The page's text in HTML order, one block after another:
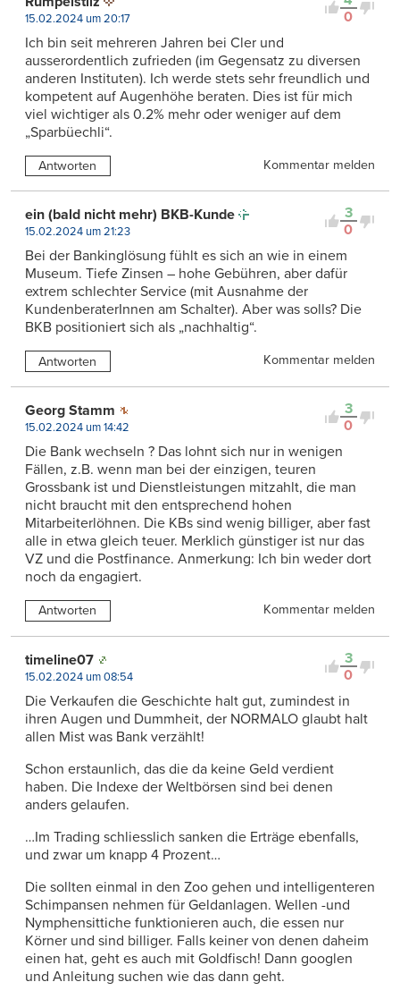
0
15.02.2024 um 20:17
Ich bin seit mehreren Jahren bei Cler und
ausserordentlich zufrieden (im Gegensatz zu diversen
anderen Instituten). Ich werde stets sehr freundlich und
kompetent auf Augenhöhe beraten. Dies ist für mich
viel wichtiger als 0.2% mehr oder weniger auf dem
„Sparbüechli“.
Antworten Kommentar melden
3
0
ein (bald nicht mehr) BKB-Kunde
15.02.2024 um 21:23
Bei der Bankinglösung fühlt es sich an wie in einem
Museum. Tiefe Zinsen – hohe Gebühren, aber dafür
extrem schlechter Service (mit Ausnahme der
KundenberaterInnen am Schalter). Aber was solls? Die
BKB positioniert sich als „nachhaltig“.
Antworten Kommentar melden
3
0
Georg Stamm
15.02.2024 um 14:42
Die Bank wechseln ? Das lohnt sich nur in wenigen
Fällen, z.B. wenn man bei der einzigen, teuren
Grossbank ist und Dienstleistungen mitzahlt, die man
nicht braucht mit den entsprechend hohen
Mitarbeiterlöhnen. Die KBs sind wenig billiger, aber fast
alle in etwa gleich teuer. Merklich günstiger ist nur das
VZ und die Postfinance. Anmerkung: Ich bin weder dort
noch da engagiert.
Antworten Kommentar melden
3
0
timeline07
15.02.2024 um 08:54
Die Verkaufen die Geschichte halt gut, zumindest in
ihren Augen und Dummheit, der NORMALO glaubt halt
allen Mist was Bank verzählt!
Schon erstaunlich, das die da keine Geld verdient
haben. Die Indexe der Weltbörsen sind bei denen
anders gelaufen.
…Im Trading schliesslich sanken die Erträge ebenfalls,
und zwar um knapp 4 Prozent…
Die sollten einmal in den Zoo gehen und intelligenteren
Schimpansen nehmen für Geldanlagen. Wellen -und
Nymphensittiche funktionieren auch, die essen nur
Körner und sind billiger. Falls keiner von denen daheim
einen hat, geht es auch mit Goldfisch! Dann googlen
und Anleitung suchen wie das dann geht.